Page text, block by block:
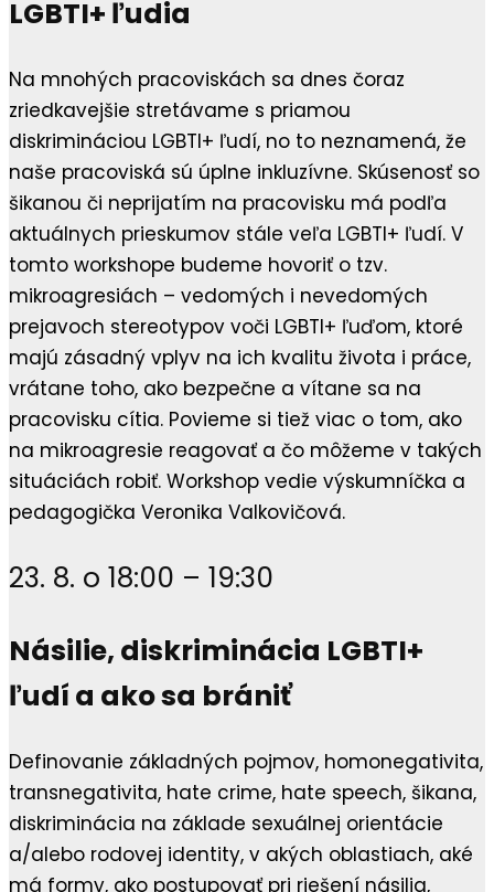
LGBTI+ ľudia
Na mnohých pracoviskách sa dnes čoraz
zriedkavejšie stretávame s priamou
diskrimináciou LGBTI+ ľudí, no to neznamená, že
naše pracoviská sú úplne inkluzívne. Skúsenosť so
šikanou či neprijatím na pracovisku má podľa
aktuálnych prieskumov stále veľa LGBTI+ ľudí. V
tomto workshope budeme hovoriť o tzv.
mikroagresiách – vedomých i nevedomých
prejavoch stereotypov voči LGBTI+ ľuďom, ktoré
majú zásadný vplyv na ich kvalitu života i práce,
vrátane toho, ako bezpečne a vítane sa na
pracovisku cítia. Povieme si tiež viac o tom, ako
na mikroagresie reagovať a čo môžeme v takých
situáciách robiť. Workshop vedie výskumníčka a
pedagogička Veronika Valkovičová.
23. 8. o 18:00 – 19:30
Násilie, diskriminácia LGBTI+
ľudí a ako sa brániť
Definovanie základných pojmov, homonegativita,
transnegativita, hate crime, hate speech, šikana,
diskriminácia na základe sexuálnej orientácie
a/alebo rodovej identity, v akých oblastiach, aké
má formy, ako postupovať pri riešení násilia,